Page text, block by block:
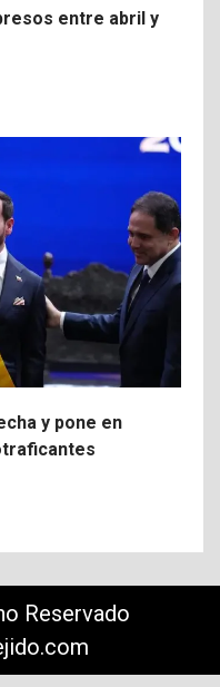
entre abril y
y pone en
Reservado